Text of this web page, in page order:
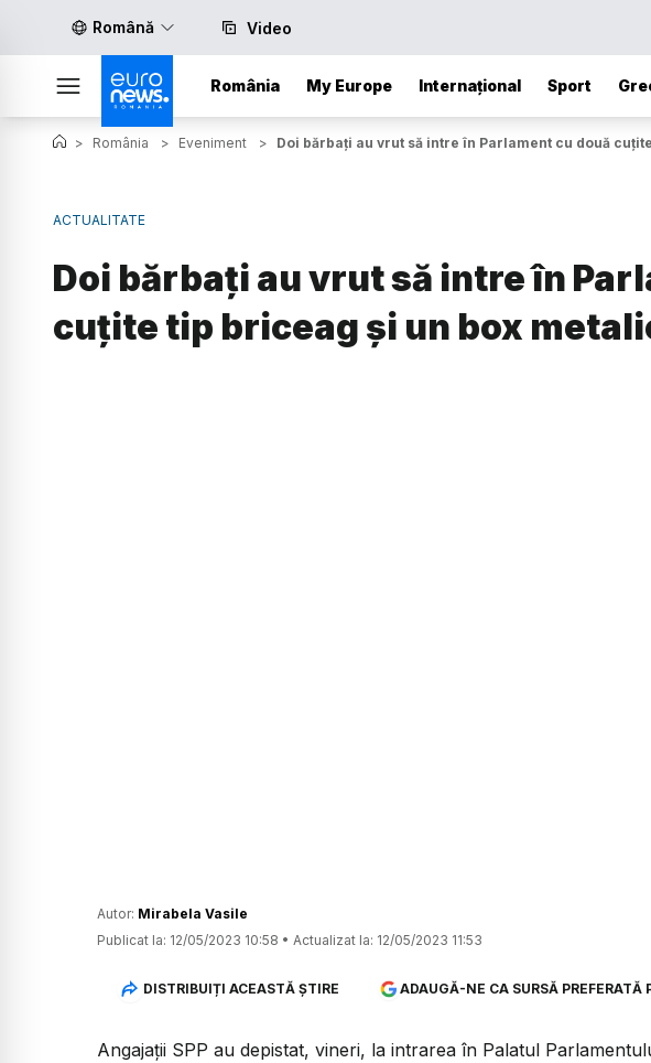
Română Video
România My Europe Internațional Sport
> România > Eveniment > Doi bărbați au vrut să intre în Parlament cu două
ACTUALITATE
Doi bărbați au vrut să intre în
cuțite tip briceag și un box
Autor: Mirabela Vasile
Publicat la: 12/05/2023 10:58 • Actualizat la: 12/05/2023 11:53
DISTRIBUIȚI ACEASTĂ ȘTIRE ADAUGĂ-NE CA SURSĂ PREFERATĂ
Angajații SPP au depistat, vineri, la intrarea în Palatul